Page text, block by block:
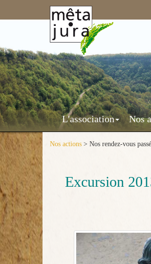
Mêta-
Jura
Mêta-
Jura
L'association Nos
Nos actions > Nos rendez-vous
Excursion